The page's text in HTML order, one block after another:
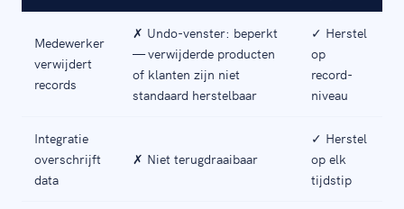
Medewerker
verwijdert
records
✗ Undo-venster: beperkt
— verwijderde producten
of klanten zijn niet
standaard herstelbaar
✓ Herstel
op
record-
niveau
Integratie
overschrijft
data
✗ Niet terugdraaibaar
✓ Herstel
op elk
tijdstip